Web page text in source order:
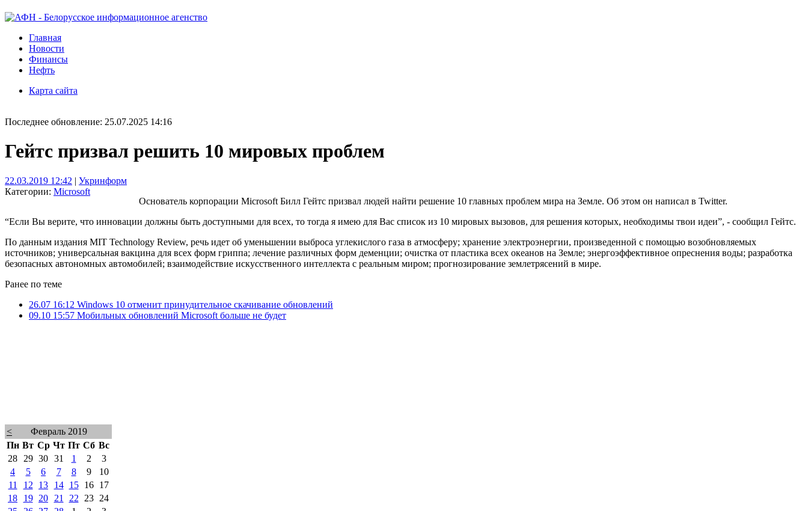
Главная
Новости
Финансы
Нефть
Карта сайта
Последнее обновление: 25.07.2025 14:16
Гейтс призвал решить 10 мировых проблем
22.03.2019 12:42 | Укринформ
Категории: Microsoft
Основатель корпорации Microsoft Билл Гейтс призвал людей найти решение 10 главных проблем мира на Земле. Об этом он написал в Twitter.
“Если Вы верите, что инновации должны быть доступными для всех, то тогда я имею для Вас список из 10 мировых вызовов, для решения которых, необходимы твои идеи”, - сообщил Гейтс.
По данным издания MIT Technology Review, речь идет об уменьшении выброса углекислого газа в атмосферу; хранение электроэнергии, произведенной с помощью возобновляемых
источников; универсальная вакцина для всех форм гриппа; лечение различных форм деменции; очистка от пластика всех океанов на Земле; энергоэффективное опреснения воды; разработка
безопасных автономных автомобилей; взаимодействие искусственного интеллекта с реальным миром; прогнозирование землетрясений в мире.
Ранее по теме
26.07 16:12 Windows 10 отменит принудительное скачивание обновлений
09.10 15:57 Мобильных обновлений Microsoft больше не будет
<
Февраль 2019
Пн Вт Ср Чт Пт Сб Вс
28
29 30 31 1 2
3
4
5 6 7 8 9
10
11
12 13 14 15 16
17
18
19 20 21 22 23
24